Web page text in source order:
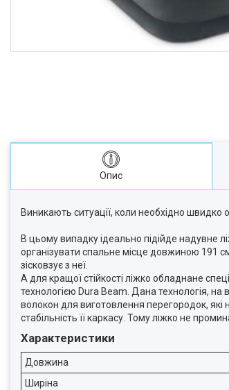
Опис
Виникають ситуації, коли необхідно швидко
В цьому випадку ідеально підійде надувне
організувати спальне місце довжиною 191
зісковзує з неї.
А для кращої стійкості ліжко обладнане
технологією Dura Beam. Дана технологія, на
волокон для виготовлення перегородок, які
стабільність її каркасу. Тому ліжко не
Характеристики
Довжина
Ширіна